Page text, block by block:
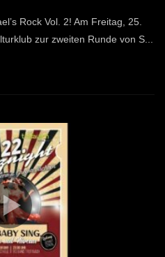
Rock Vol. 2! Am Freitag, 25.
zur zweiten Runde von S...